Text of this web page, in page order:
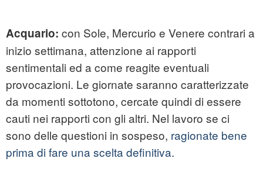
Acquario: con Sole, Mercurio e Venere contrari a
inizio settimana, attenzione ai rapporti
sentimentali ed a come reagite eventuali
provocazioni. Le giornate saranno caratterizzate
da momenti sottotono, cercate quindi di essere
cauti nei rapporti con gli altri. Nel lavoro se ci
sono delle questioni in sospeso, ragionate bene
prima di fare una scelta definitiva.